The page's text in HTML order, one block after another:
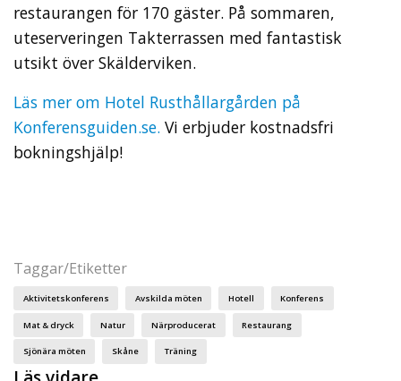
restaurangen för 170 gäster. På sommaren,
uteserveringen Takterrassen med fantastisk
utsikt över Skälderviken.
Läs mer om Hotel Rusthållargården på
Konferensguiden.se. Vi erbjuder kostnadsfri
bokningshjälp!
Taggar/Etiketter
Aktivitetskonferens Avskilda möten Hotell Konferens
Mat & dryck Natur Närproducerat Restaurang
Sjönära möten Skåne Träning